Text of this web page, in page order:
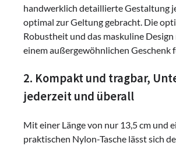
handwerklich detaillierte Gestaltung
optimal zur Geltung gebracht. Die
Robustheit und das maskuline Design
einem außergewöhnlichen Geschenk
2. Kompakt und tragbar,
jederzeit und überall
Mit einer Länge von nur 13,5 cm und
praktischen Nylon-Tasche lässt sich